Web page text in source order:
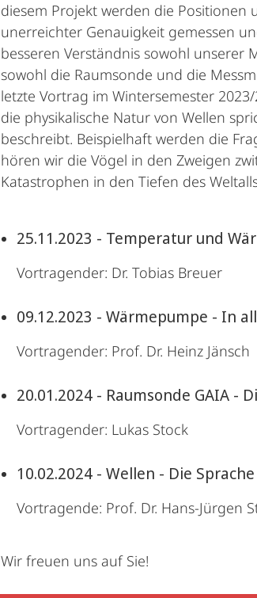
diesem Projekt werden die
unerreichter Genauigkeit gemessen
besseren Verständnis sowohl unserer
sowohl die Raumsonde und die
letzte Vortrag im Wintersemester
die physikalische Natur von Wellen
beschreibt. Beispielhaft werden die
hören wir die Vögel in den Zweigen
Katastrophen in den Tiefen des
25.11.2023 - Temperatur und
Vortragender: Dr. Tobias Breuer
09.12.2023 - Wärmepumpe - In
Vortragender: Prof. Dr. Heinz Jänsch
20.01.2024 - Raumsonde GAIA -
Vortragender: Lukas Stock
10.02.2024 - Wellen - Die
Vortragende: Prof. Dr. Hans-Jürgen
Wir freuen uns auf Sie!